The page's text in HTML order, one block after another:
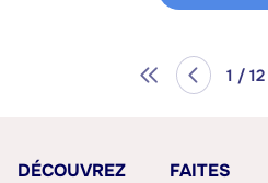
1 / 12
DÉCOUVREZ
FAITES